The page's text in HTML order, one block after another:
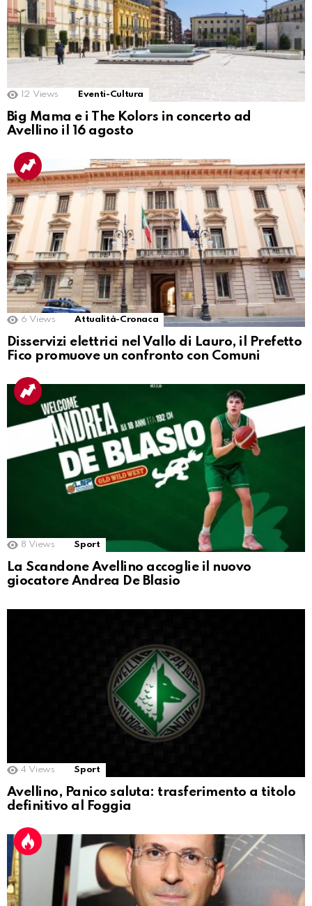
12 Views Eventi-Cultura
Big Mama e i The Kolors in concerto ad
Avellino il 16 agosto
6 Views Attualità-Cronaca
Disservizi elettrici nel Vallo di Lauro, il Prefetto
Fico promuove un confronto con Comuni
8 Views Sport
La Scandone Avellino accoglie il nuovo
giocatore Andrea De Blasio
4 Views Sport
Avellino, Panico saluta: trasferimento a titolo
definitivo al Foggia